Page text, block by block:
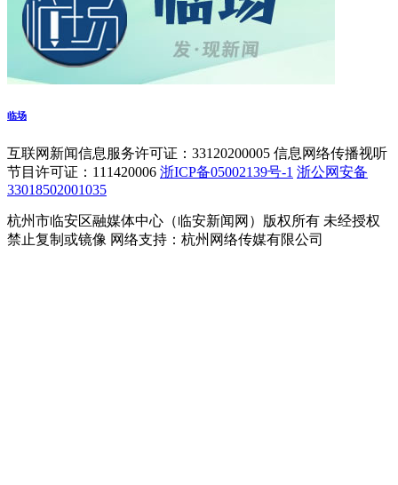
临场
互联网新闻信息服务许可证：33120200005 信息网络传播视听
节目许可证：111420006 浙ICP备05002139号-1 浙公网安备
33018502001035
杭州市临安区融媒体中心（临安新闻网）版权所有 未经授权
禁止复制或镜像 网络支持：杭州网络传媒有限公司